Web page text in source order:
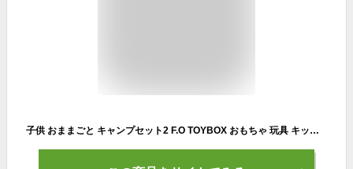
子供 おままごと キャンプセット2 F.O TOYBOX おもちゃ 玩具 キッズテント 屋外 屋内 公園遊び 男の子 女の子 プレゼント ギフト 誕生日 BREEZE